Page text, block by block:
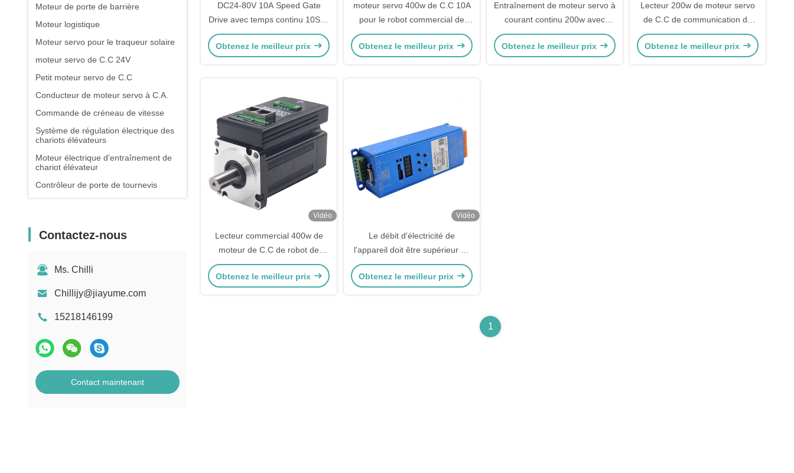
Moteur de porte de barrière
Moteur logistique
Moteur servo pour le traqueur solaire
moteur servo de C.C 24V
Petit moteur servo de C.C
Conducteur de moteur servo à C.A.
Commande de créneau de vitesse
Système de régulation électrique des
chariots élévateurs
Moteur électrique d'entraînement de
chariot élévateur
Contrôleur de porte de tournevis
Contactez-nous
Ms. Chilli
Chillijy@jiayume.com
15218146199
Contact maintenant
DC24-80V 10A Speed Gate
Drive avec temps continu 10S et
unité de freinage intégrée pour
un passage sûr
Obtenez le meilleur prix
moteur servo 400w de C.C 10A
pour le robot commercial de
service
Obtenez le meilleur prix
Entraînement de moteur servo à
courant continu 200w avec
robot AGV de tri logistique
d'encodeur incrémental
Obtenez le meilleur prix
Lecteur 200w de moteur servo
de C.C de communication de
BOÎTE avec l'encodeur par
accroissement
Obtenez le meilleur prix
Vidéo
Lecteur commercial 400w de
moteur de C.C de robot de
service avec l'encodeur par
accroissement
Obtenez le meilleur prix
Vidéo
Le débit d'électricité de
l'appareil doit être supérieur ou
égal à:
Obtenez le meilleur prix
1